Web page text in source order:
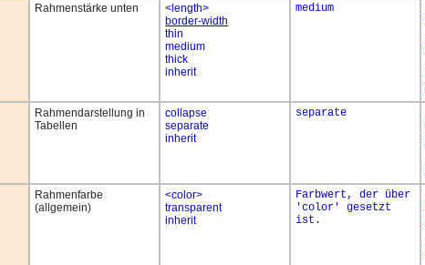
Rahmenstärke unten
<length>
border-width
thin
medium
thick
inherit
medium
Rahmendarstellung in
Tabellen
collapse
separate
inherit
separate
Rahmenfarbe
(allgemein)
<color>
transparent
inherit
Farbwert, der über
'color' gesetzt
ist.